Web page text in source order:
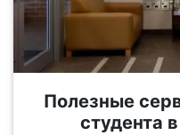
Полезные
студента